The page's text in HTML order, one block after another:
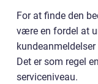
For at finde den
være en fordel at
Det er som regel
serviceniveau.